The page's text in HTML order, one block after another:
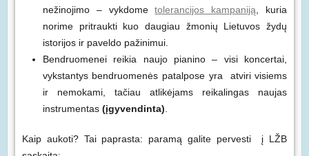
nežinojimo – vykdometolerancijos kampaniją, kuria
norime pritraukti kuo daugiau žmonių Lietuvos žydų
istorijos ir paveldo pažinimui.
Bendruomenei reikia naujo pianino – visi koncertai,
vykstantys bendruomenės patalpose yra atviri visiems
ir nemokami, tačiau atlikėjams reikalingas naujas
instrumentas (įgyvendinta).
Kaip aukoti? Tai paprasta: paramą galite pervesti į LŽB